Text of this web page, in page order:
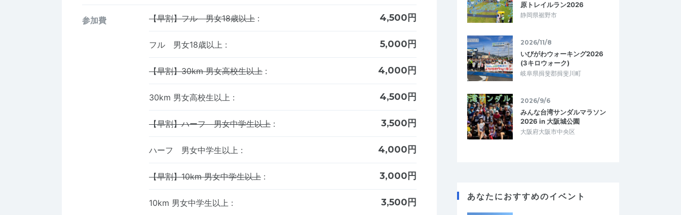
参加費 【早割】フル 男女18歳以上 : 4,500円
フル 男女18歳以上 : 5,000円
【早割】30km 男女高校生以上 : 4,000円
30km 男女高校生以上 : 4,500円
【早割】ハーフ 男女中学生以上 : 3,500円
ハーフ 男女中学生以上 : 4,000円
【早割】10km 男女中学生以上 : 3,000円
10km 男女中学生以上 : 3,500円
原トレイルラン2026
静岡県裾野市
2026/11/8
いびがわウォーキング2026
(3キロウォーク)
岐阜県揖斐郡揖斐川町
2026/9/6
みんな台湾サンダルマラソン
2026 in 大阪城公園
大阪府大阪市中央区
あなたにおすすめのイベント